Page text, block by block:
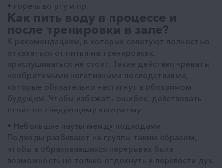
• горечь во рту и пр.
Как пить воду в процессе и
после тренировки в зале?
К рекомендациям, в которых советуют полностью
отказаться от питья на тренировках,
прислушиваться не стоит. Такие действия чреваты
необратимыми негативными последствиями,
которые обязательно настигнут в обозримом
будущем. Чтобы избежать ошибок, действовать
стоит по следующему алгоритму:
• Небольшие паузы между подходами
Подходы разбивают на группы таким образом,
чтобы в образовавшихся перерывах была
возможность не только отдохнуть и перевести дух,